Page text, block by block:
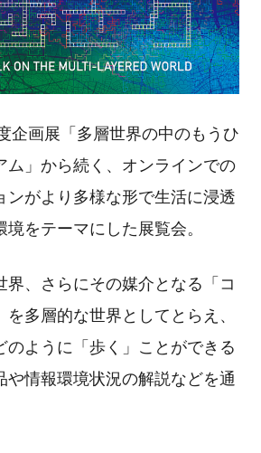
企画展「多層世界の中のもうひ
ム」から続く、オンラインでの
ンがより多様な形で生活に浸透
境をテーマにした展覧会。
界、さらにその媒介となる「コ
多層的な世界としてとらえ、
のように「歩く」ことができる
や情報環境状況の解説などを通